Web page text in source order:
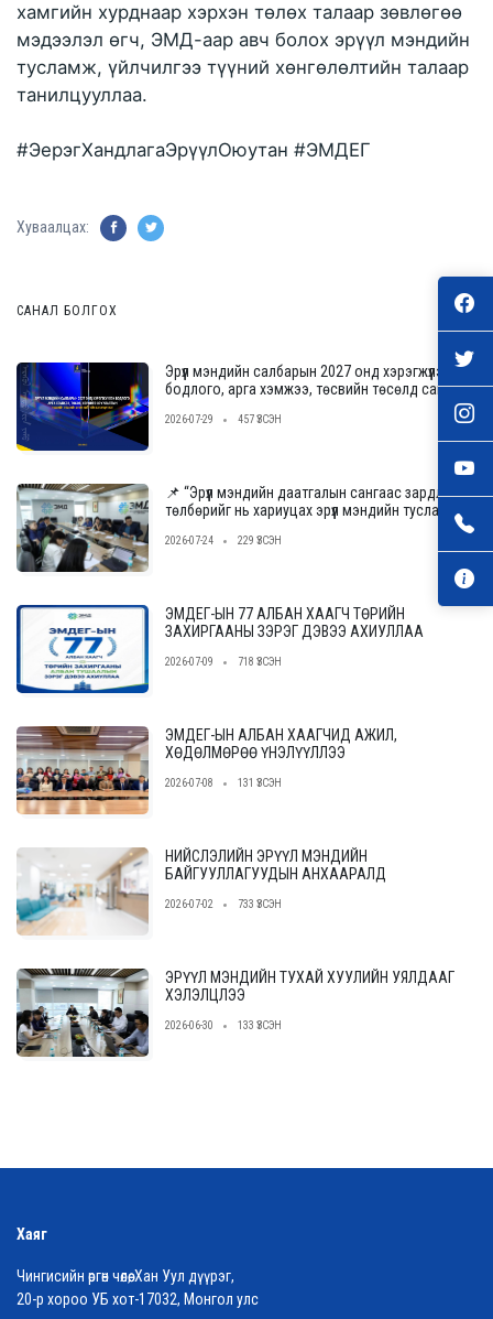
хамгийн хурднаар хэрхэн төлөх талаар зөвлөгөө
мэдээлэл өгч, ЭМД-аар авч болох эрүүл мэндийн
тусламж, үйлчилгээ түүний хөнгөлөлтийн талаар
танилцууллаа.
#ЭерэгХандлагаЭрүүлОюутан #ЭМДЕГ
Хуваалцах:
САНАЛ БОЛГОХ
Эрүүл мэндийн салбарын 2027 онд хэрэгжүүлэх
бодлого, арга хэмжээ, төсвийн төсөлд саналаа
2026-07-29 457 ҮЗСЭН
📌 “Эрүүл мэндийн даатгалын сангаас зардлын
төлбөрийг нь хариуцах эрүүл мэндийн тусламж,
шалгаруулах журам”-ын төслийн ээлжит
2026-07-24 229 ҮЗСЭН
ЭМДЕГ-ЫН 77 АЛБАН ХААГЧ ТӨРИЙН
ЗАХИРГААНЫ ЗЭРЭГ ДЭВЭЭ АХИУЛЛАА
2026-07-09 718 ҮЗСЭН
ЭМДЕГ-ЫН АЛБАН ХААГЧИД АЖИЛ,
ХӨДӨЛМӨРӨӨ ҮНЭЛҮҮЛЛЭЭ
2026-07-08 131 ҮЗСЭН
НИЙСЛЭЛИЙН ЭРҮҮЛ МЭНДИЙН
БАЙГУУЛЛАГУУДЫН АНХААРАЛД
2026-07-02 733 ҮЗСЭН
ЭРҮҮЛ МЭНДИЙН ТУХАЙ ХУУЛИЙН УЯЛДААГ
ХЭЛЭЛЦЛЭЭ
2026-06-30 133 ҮЗСЭН
Хаяг
Чингисийн өргөн чөлөө, Хан Уул дүүрэг,
20-р хороо УБ хот-17032, Монгол улс